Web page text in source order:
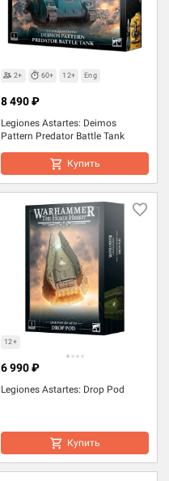
2+ 60+ 12+ Eng
Legiones Astartes: Deimos
Pattern Predator Battle Tank
8 490 ₽
Купить
12+
Legiones Astartes: Drop Pod
6 990 ₽
Купить